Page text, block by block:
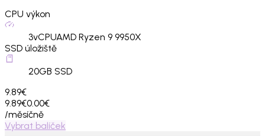
CPU výkon
3vCPUAMD Ryzen 9 9950X
SSD úložiště
20GB SSD
9.89€
9.89€0.00€
/měsíčně
Vybrat balíček